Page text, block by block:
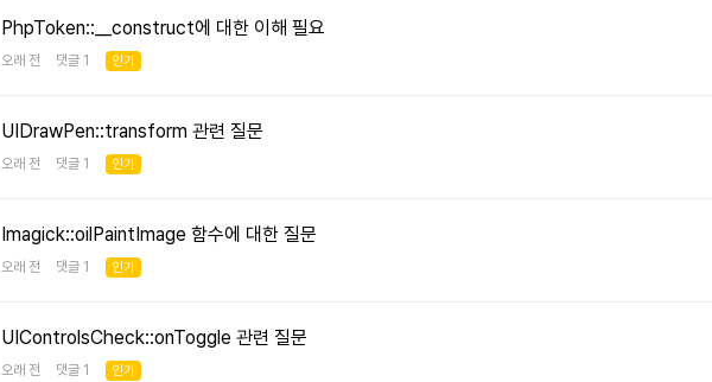
PhpToken::__construct에 대한 이해 필요
오래 전 댓글 1 인기
UIDrawPen::transform 관련 질문
오래 전 댓글 1 인기
Imagick::oilPaintImage 함수에 대한 질문
오래 전 댓글 1 인기
UIControlsCheck::onToggle 관련 질문
오래 전 댓글 1 인기